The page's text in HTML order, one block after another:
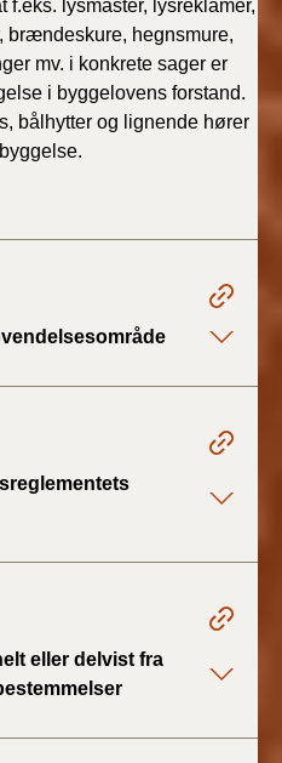
f.eks. lysmaster, lysreklamer,
brændeskure, hegnsmure,
mv. i konkrete sager er
i byggelovens forstand.
bålhytter og lignende hører
eller delvist fra